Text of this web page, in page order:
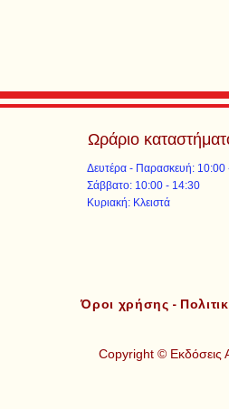
Ωράριο
Δευτέρα - Παρασκευή: 10:00
​​Σάββατο: 10:00 - 14:30
​Κυριακή: Κλειστά
Όροι χρήσης -
Copyright © Εκδόσεις